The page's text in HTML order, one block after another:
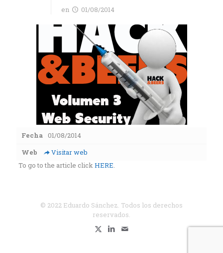
en 01/08/2014
Fecha 01/08/2014
Web
Visitar web
To go to the article clickHERE.
© 2022 Eduardo Sánchez. Todos los derechos
reservados.